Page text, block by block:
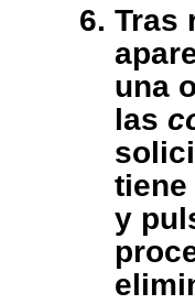
Tras
una
las
y